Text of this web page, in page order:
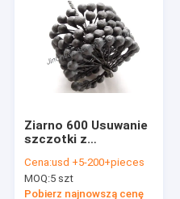
Produkty
Filmy
O nas
Ziarno 600 Usuwanie
szczotki z
gratowanie
przemysłowe Węglik
krzemu Flex Hone
Cena:usd +5-200+pieces
MOQ:5 szt
Pobierz najnowszą cenę